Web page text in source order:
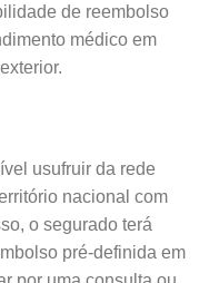
de reembolso
médico em
usufruir da rede
nacional com
o segurado terá
pré-definida em